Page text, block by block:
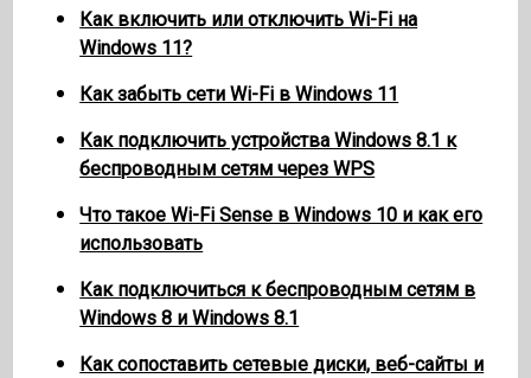
Как включить или отключить Wi-Fi на
Windows 11?
Как забыть сети Wi-Fi в Windows 11
Как подключить устройства Windows 8.1 к
беспроводным сетям через WPS
Что такое Wi-Fi Sense в Windows 10 и как его
использовать
Как подключиться к беспроводным сетям в
Windows 8 и Windows 8.1
Как сопоставить сетевые диски, веб-сайты и